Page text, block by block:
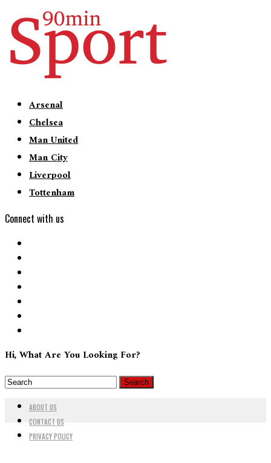
Arsenal
Chelsea
Man United
Man City
Liverpool
Tottenham
Connect with us
Hi, What Are You Looking For?
ABOUT US
CONTACT US
PRIVACY POLICY